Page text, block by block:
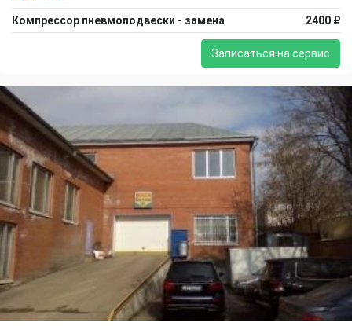
Компрессор пневмоподвески - замена 2400 ₽
Записаться на сервис